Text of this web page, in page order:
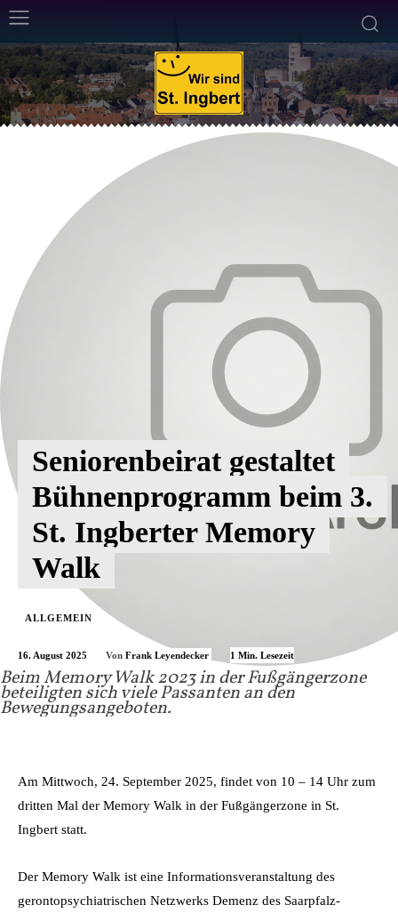
Beim Memory Walk 2023 in der Fußgängerzone
beteiligten sich viele Passanten an den
Bewegungsangeboten.
Seniorenbeirat gestaltet
Bühnenprogramm beim 3.
St. Ingberter Memory
Walk
ALLGEMEIN
16. August 2025 Von Frank Leyendecker 1 Min. Lesezeit
Am Mittwoch, 24. September 2025, findet von 10 – 14 Uhr zum
dritten Mal der Memory Walk in der Fußgängerzone in St.
Ingbert statt.
Der Memory Walk ist eine Informationsveranstaltung des
gerontopsychiatrischen Netzwerks Demenz des Saarpfalz-